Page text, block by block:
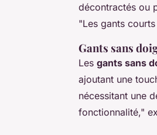
décontractés ou
"Les gants
Gants sans
Les gants sans
ajoutant une
nécessitant une
fonctionnalité,"